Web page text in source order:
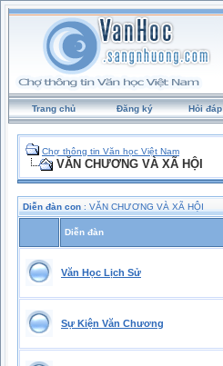
Trang chủ Đăng ký Hỏi đáp
Chợ thông tin Văn học Việt Nam
VĂN CHƯƠNG VÀ XÃ HỘI
Diễn đàn con : VĂN CHƯƠNG VÀ XÃ HỘI
Diễn đàn
Văn Học Lịch Sử
Sự Kiện Văn Chương